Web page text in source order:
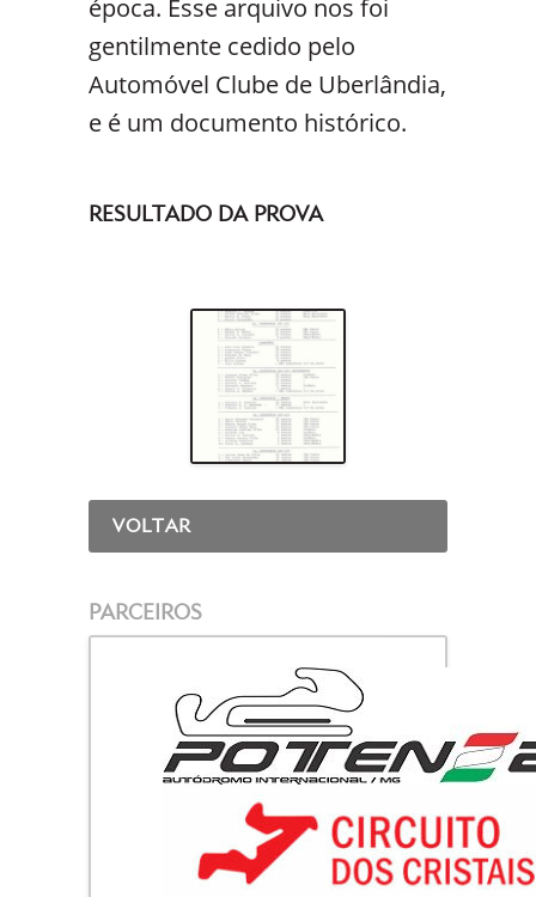
época. Esse arquivo nos foi
gentilmente cedido pelo
Automóvel Clube de Uberlândia,
e é um documento histórico.
RESULTADO DA PROVA
VOLTAR
PARCEIROS